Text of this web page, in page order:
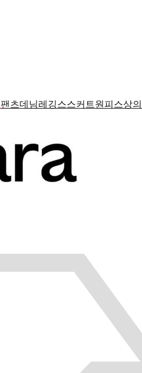
팬츠데님레깅스스커트원피스상의